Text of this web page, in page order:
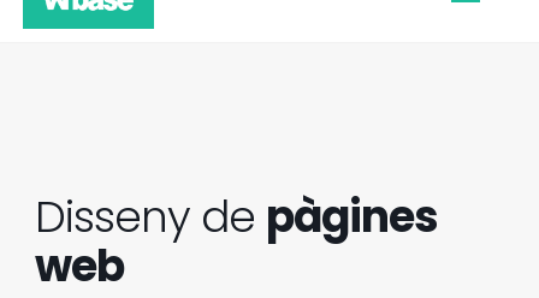
Disseny de pàgines
web